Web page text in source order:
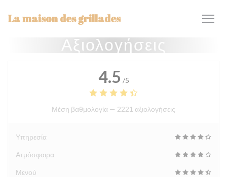
La maison des grillades
Αξιολογήσεις
4.5 /5
Μέση βαθμολογία — 2221 αξιολογήσεις
Υπηρεσία
Ατμόσφαιρα
Μενού